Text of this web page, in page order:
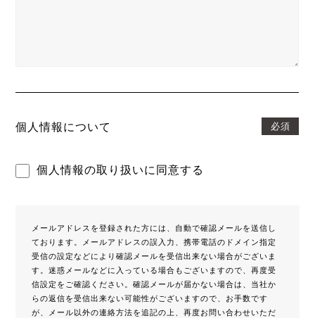
個人情報について 必須
個人情報の取り扱いに同意する
メールアドレスを登録された方には、自動で確認メールを送信し
ております。メールアドレスの誤入力、携帯電話のドメイン指定
受信の設定などにより確認メールを受信出来ない場合がございま
す。迷惑メールなどに入っている場合もございますので、再度受
信設定をご確認ください。確認メールが届かない場合は、当社か
らの返信を受信出来ない可能性がございますので、お手数です
が、メール以外の連絡方法を追記の上、再度お問い合わせいただ